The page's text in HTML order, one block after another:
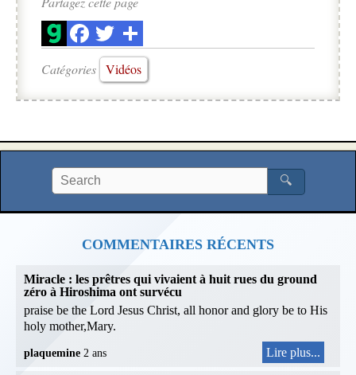
Catégories Vidéos
🔍
COMMENTAIRES RÉCENTS
Miracle : les prêtres qui vivaient à huit rues du ground
zéro à Hiroshima ont survécu
praise be the Lord Jesus Christ, all honor and glory be to His
holy mother,Mary.
plaquemine 2 ans Lire plus...